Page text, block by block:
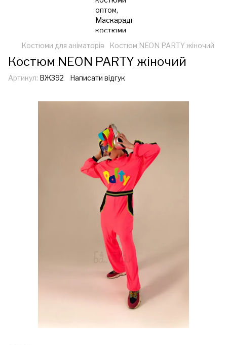
Костюми для аніматорів Костюм NEON PARTY жіночий
Костюм NEON PARTY жіночий
Артикул: ВЖ392 Написати відгук